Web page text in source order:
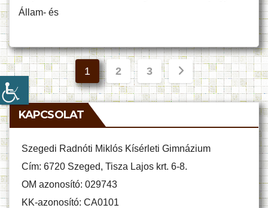
Állam- és
Bejegyzések
lapozása
1 2 3
KAPCSOLAT
Szegedi Radnóti Miklós Kísérleti Gimnázium
Cím: 6720 Szeged, Tisza Lajos krt. 6-8.
OM azonosító: 029743
KK-azonosító: CA0101